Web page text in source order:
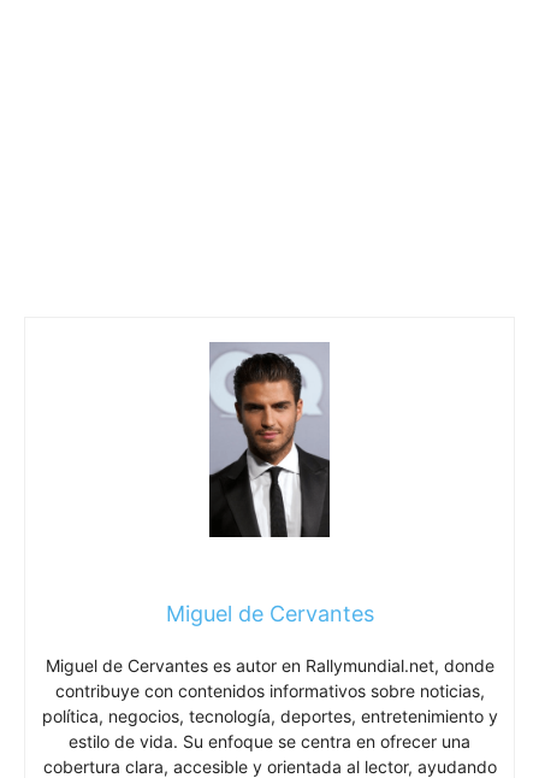
Miguel de Cervantes
Miguel de Cervantes es autor en Rallymundial.net, donde
contribuye con contenidos informativos sobre noticias,
política, negocios, tecnología, deportes, entretenimiento y
estilo de vida. Su enfoque se centra en ofrecer una
cobertura clara, accesible y orientada al lector, ayudando